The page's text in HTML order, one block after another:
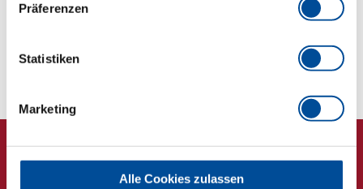
Präferenzen
Statistiken
Marketing
Alle Cookies zulassen
Lieferumfang
Technische Eigenschaften